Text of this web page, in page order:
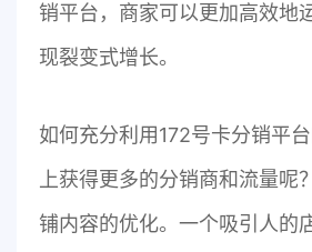
销平台，商家可以更加高效地
现裂变式增长。
如何充分利用172号卡分销平
上获得更多的分销商和流量呢
铺内容的优化。一个吸引人的